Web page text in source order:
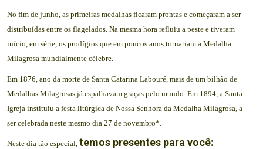
No fim de junho, as primeiras medalhas ficaram prontas e começaram a ser
distribuídas entre os flagelados. Na mesma hora refluiu a peste e tiveram
início, em série, os prodígios que em poucos anos tornariam a Medalha
Milagrosa mundialmente célebre.
Em 1876, ano da morte de Santa Catarina Labouré, mais de um bilhão de
Medalhas Milagrosas já espalhavam graças pelo mundo. Em 1894, a Santa
Igreja instituiu a festa litúrgica de Nossa Senhora da Medalha Milagrosa, a
ser celebrada neste mesmo dia 27 de novembro*.
Neste dia tão especial, temos presentes para você: